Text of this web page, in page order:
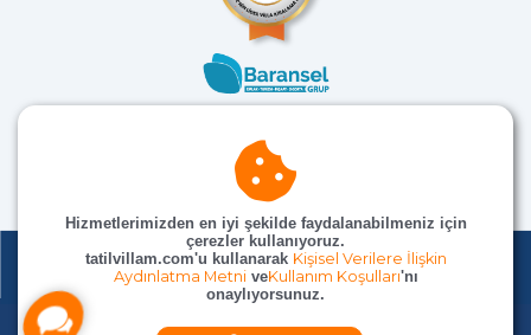
© TatilVillam Tüm Hakları Saklıdır
Hizmetlerimizden en iyi şekilde faydalanabilmeniz için
çerezler kullanıyoruz.
tatilvillam.com'u kullanarak Kişisel Verilere İlişkin
Aydınlatma MetniveKullanım Koşulları'nı
onaylıyorsunuz.